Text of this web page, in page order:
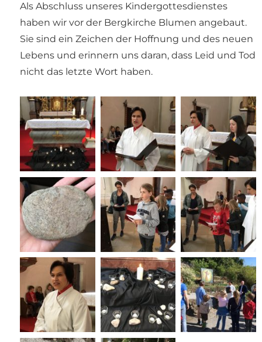
Als Abschluss unseres Kindergottesdienstes
haben wir vor der Bergkirche Blumen angebaut.
Sie sind ein Zeichen der Hoffnung und des neuen
Lebens und erinnern uns daran, dass Leid und Tod
nicht das letzte Wort haben.